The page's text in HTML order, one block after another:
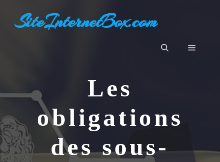
contenuSiteInternetBox.com
Menu
Les
obligations
des sous-